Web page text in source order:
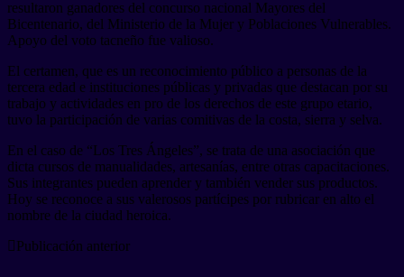
resultaron ganadores del concurso nacional Mayores del
Bicentenario, del Ministerio de la Mujer y Poblaciones Vulnerables.
Apoyo del voto tacneño fue valioso.
El certamen, que es un reconocimiento público a personas de la
tercera edad e instituciones públicas y privadas que destacan por su
trabajo y actividades en pro de los derechos de este grupo etario,
tuvo la participación de varias comitivas de la costa, sierra y selva.
En el caso de “Los Tres Ángeles”, se trata de una asociación que
dicta cursos de manualidades, artesanías, entre otras capacitaciones.
Sus integrantes pueden aprender y también vender sus productos.
Hoy se reconoce a sus valerosos partícipes por rubricar en alto el
nombre de la ciudad heroica.
Publicación anterior